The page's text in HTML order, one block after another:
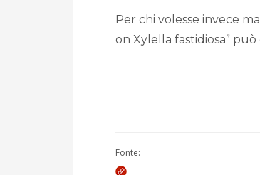
Per chi volesse invece
on Xylella fastidiosa”
Fonte: